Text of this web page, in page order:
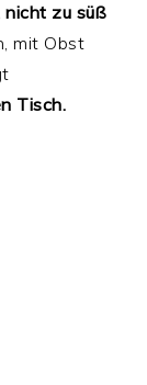
zu süß
mit Obst
Tisch.